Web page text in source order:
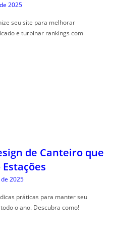
2025
seu site para melhorar
e turbinar rankings com
de Canteiro que
2025
práticas para manter seu
o ano. Descubra como!